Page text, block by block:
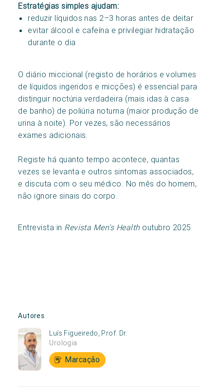
Estratégias simples ajudam:
reduzir líquidos nas 2–3 horas antes de deitar
evitar álcool e cafeína e privilegiar hidratação
durante o dia
O diário miccional (registo de horários e volumes
de líquidos ingeridos e micções) é essencial para
distinguir noctúria verdadeira (mais idas à casa
de banho) de poliúria noturna (maior produção de
urina à noite). Por vezes, são necessários
exames adicionais.
Registe há quanto tempo acontece, quantas
vezes se levanta e outros sintomas associados,
e discuta com o seu médico. No mês do homem,
não ignore sinais do corpo.
Entrevista in Revista Men’s Health outubro 2025
Autores
Luís Figueiredo, Prof. Dr.
Urologia
Marcação